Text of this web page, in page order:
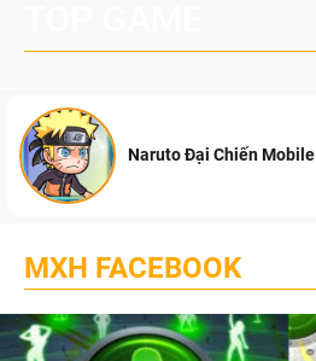
Naruto Đại Chiến Mobile
MXH FACEBOOK